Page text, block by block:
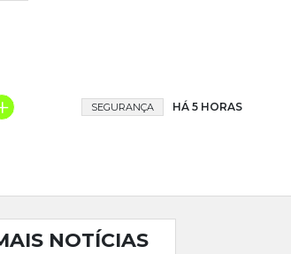
SEGURANÇA HÁ 5 HORAS
NOTÍCIAS